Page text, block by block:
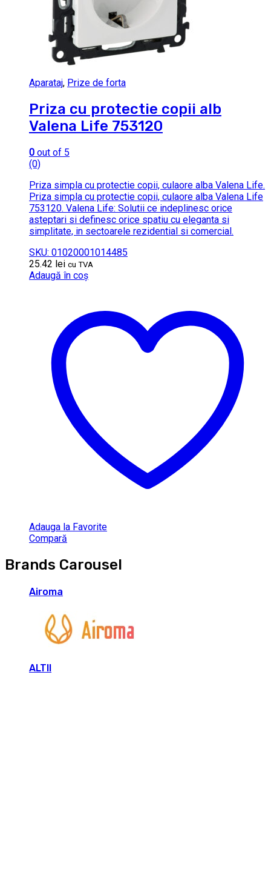
Aparataj, Prize de forta
Priza cu protectie copii alb
Valena Life 753120
0 out of 5
(0)
Priza simpla cu protectie copii, culaore alba Valena Life.
Priza simpla cu protectie copii, culaore alba Valena Life
753120. Valena Life: Solutii ce indeplinesc orice
asteptari si definesc orice spatiu cu eleganta si
simplitate, in sectoarele rezidential si comercial.
SKU: 01020001014485
25.42 lei cu TVA
Adaugă în coș
Adauga la Favorite
Compară
Brands Carousel
Airoma
ALTII